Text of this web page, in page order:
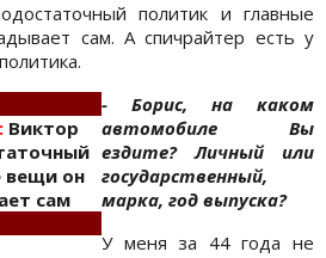
политик и главные
сам. А спичрайтер есть у
Виктор
вещи он
сам
- Борис, на каком
автомобиле Вы
ездите? Личныйили
государственный,
марка, год выпуска?
У меня за 44 года не